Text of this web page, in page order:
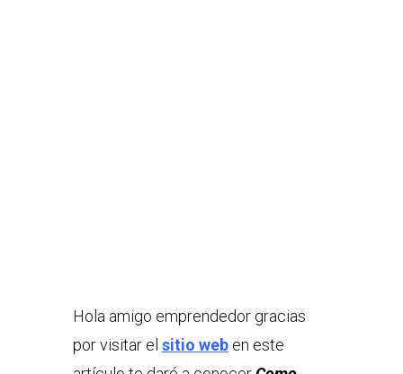
Hola amigo emprendedor gracias
por visitar el sitio weben este